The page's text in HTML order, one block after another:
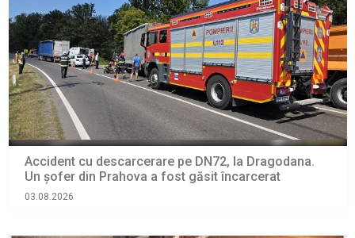
Accident cu descarcerare pe DN72, la Dragodana.
Un șofer din Prahova a fost găsit încarcerat
03.08.2026